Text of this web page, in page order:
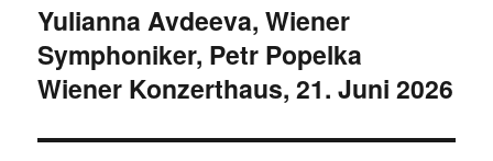
Yulianna Avdeeva, Wiener
Symphoniker, Petr Popelka
Wiener Konzerthaus, 21. Juni 2026